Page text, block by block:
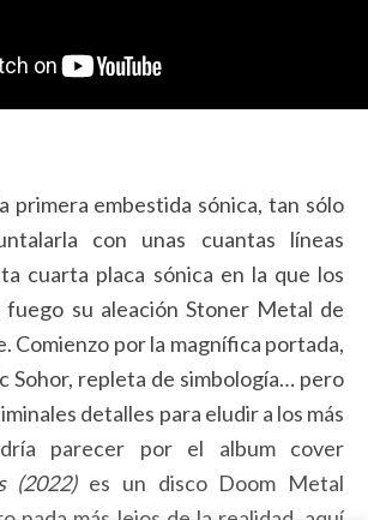
primera embestida sónica, tan sólo
con unas cuantas líneas
cuarta placa sónica en la que los
fuego su aleación Stoner Metal de
Comienzo por la magnífica portada,
Sohor, repleta de simbología… pero
detalles para eludir a los más
parecer por el album cover
(2022)es un disco Doom Metal